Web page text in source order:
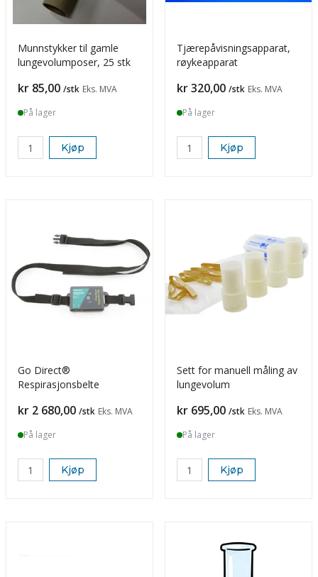
Munnstykker til gamle
lungevolumposer, 25 stk
Pris
kr 85,00 /stk Eks. MVA
På lager
Kjøp
Tjærepåvisningsapparat,
røykeapparat
Pris
kr 320,00 /stk Eks. MVA
På lager
Kjøp
Go Direct®
Respirasjonsbelte
Pris
kr 2 680,00 /stk Eks. MVA
På lager
Kjøp
Sett for manuell måling av
lungevolum
Pris
kr 695,00 /stk Eks. MVA
På lager
Kjøp